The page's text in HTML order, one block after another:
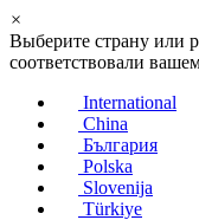
×
Выберите страну или
соответствовали
International
China
България
Polska
Slovenija
Türkiye